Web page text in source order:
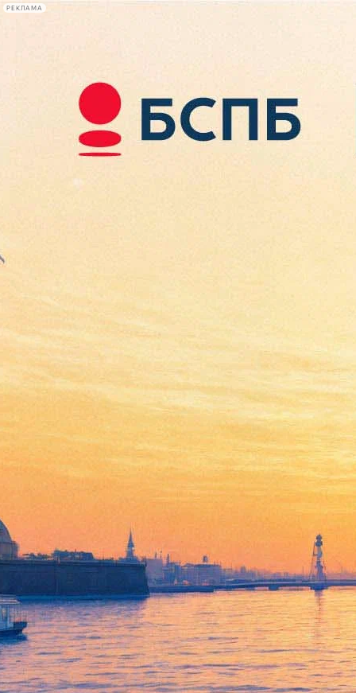
РЕКЛАМА
Сегодня:
2026.08.09
06:05
Афиша Plus
Оперетта Ж. Оффенбаха
«Прекрасная Елена»